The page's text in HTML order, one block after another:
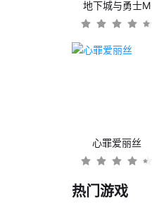
地下城与勇士M
心罪爱丽丝
热门游戏